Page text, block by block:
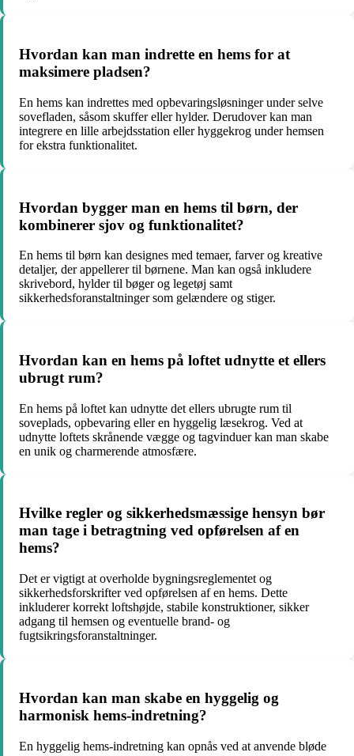
Hvordan kan man indrette en hems for at
maksimere pladsen?
En hems kan indrettes med opbevaringsløsninger under selve
sovefladen, såsom skuffer eller hylder. Derudover kan man
integrere en lille arbejdsstation eller hyggekrog under hemsen
for ekstra funktionalitet.
Hvordan bygger man en hems til børn, der
kombinerer sjov og funktionalitet?
En hems til børn kan designes med temaer, farver og kreative
detaljer, der appellerer til børnene. Man kan også inkludere
skrivebord, hylder til bøger og legetøj samt
sikkerhedsforanstaltninger som gelændere og stiger.
Hvordan kan en hems på loftet udnytte et ellers
ubrugt rum?
En hems på loftet kan udnytte det ellers ubrugte rum til
soveplads, opbevaring eller en hyggelig læsekrog. Ved at
udnytte loftets skrånende vægge og tagvinduer kan man skabe
en unik og charmerende atmosfære.
Hvilke regler og sikkerhedsmæssige hensyn bør
man tage i betragtning ved opførelsen af en
hems?
Det er vigtigt at overholde bygningsreglementet og
sikkerhedsforskrifter ved opførelsen af en hems. Dette
inkluderer korrekt loftshøjde, stabile konstruktioner, sikker
adgang til hemsen og eventuelle brand- og
fugtsikringsforanstaltninger.
Hvordan kan man skabe en hyggelig og
harmonisk hems-indretning?
En hyggelig hems-indretning kan opnås ved at anvende bløde